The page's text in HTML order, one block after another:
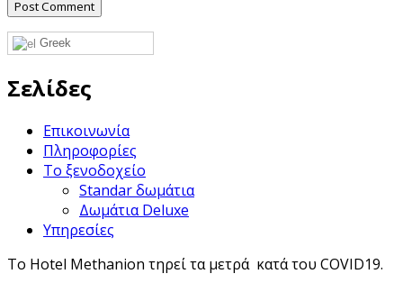
Greek
Σελίδες
Επικοινωνία
Πληροφορίες
Το ξενοδοχείο
Standar δωμάτια
Δωμάτια Deluxe
Υπηρεσίες
Το Hotel Methanion τηρεί τα μετρά κατά του COVID19.